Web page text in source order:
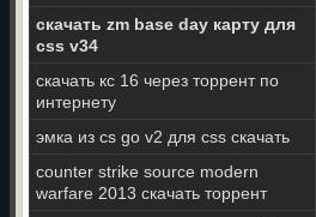
скачать zm base day карту для
css v34
скачать кс 16 через торрент по
интернету
эмка из cs go v2 для css скачать
counter strike source modern
warfare 2013 скачать торрент